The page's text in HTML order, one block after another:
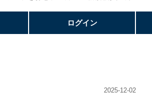
ログイン
2025-12-02